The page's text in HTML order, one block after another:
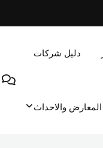
دليل شركات
المعارض والاحداث